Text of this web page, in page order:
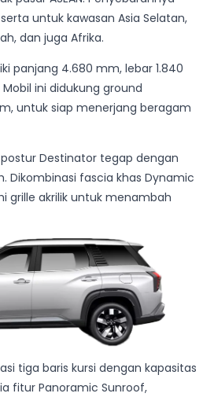
untuk kawasan Asia Selatan,
dan juga Afrika.
panjang 4.680 mm, lebar 1.840
ini didukung ground
untuk siap menerjang beragam
Destinator tegap dengan
Dikombinasi fascia khas Dynamic
grille akrilik untuk menambah
tiga baris kursi dengan kapasitas
fitur Panoramic Sunroof,